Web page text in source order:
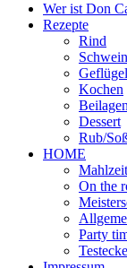
Wer ist Don
Rezepte
Rind
Schwein
Geflügel
Kochen
Beilagen
Dessert
Rub/
HOME
On the
Party
Testecke